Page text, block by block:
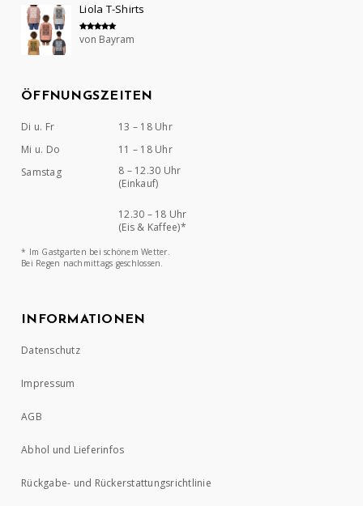
Liola T-Shirts
Bewertet mit
von Bayram
ÖFFNUNGSZEITEN
Di u. Fr
13 – 18 Uhr
Mi u. Do
11 – 18 Uhr
Samstag
8 – 12.30 Uhr
(Einkauf)
12.30 – 18 Uhr
(Eis & Kaffee)*
* Im Gastgarten bei schönem Wetter.
Bei Regen nachmittags geschlossen.
INFORMATIONEN
Datenschutz
Impressum
AGB
Abhol und Lieferinfos
Rückgabe- und Rückerstattungsrichtlinie